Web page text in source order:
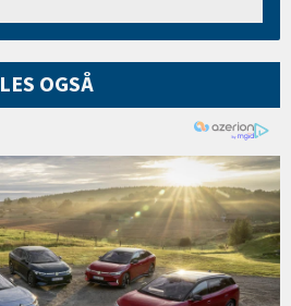
LES OGSÅ